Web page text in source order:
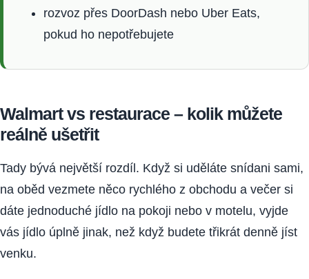
rozvoz přes DoorDash nebo Uber Eats,
pokud ho nepotřebujete
Walmart vs restaurace – kolik můžete
reálně ušetřit
Tady bývá největší rozdíl. Když si uděláte snídani sami,
na oběd vezmete něco rychlého z obchodu a večer si
dáte jednoduché jídlo na pokoji nebo v motelu, vyjde
vás jídlo úplně jinak, než když budete třikrát denně jíst
venku.